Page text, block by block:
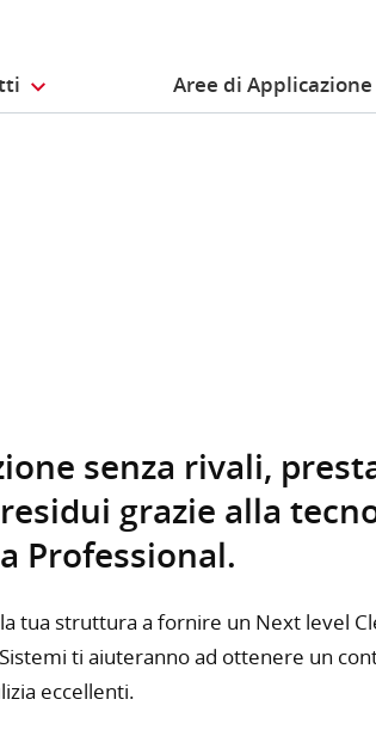
Aree di Applicazione
senza rivali,
grazie alla
Professional.
tua struttura a fornire un Next level
ti aiuteranno ad ottenere un
eccellenti.